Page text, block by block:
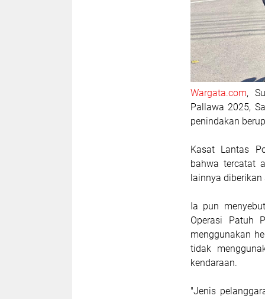
Wargata.com,
Pallawa 2025,
penindakan
Kasat Lantas
bahwa tercatat
lainnya
Ia pun
Operasi Patuh
menggunakan
tidak
kendaraan.
"Jenis